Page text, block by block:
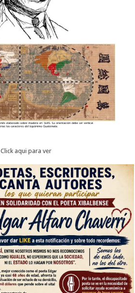
Click aqui para ver